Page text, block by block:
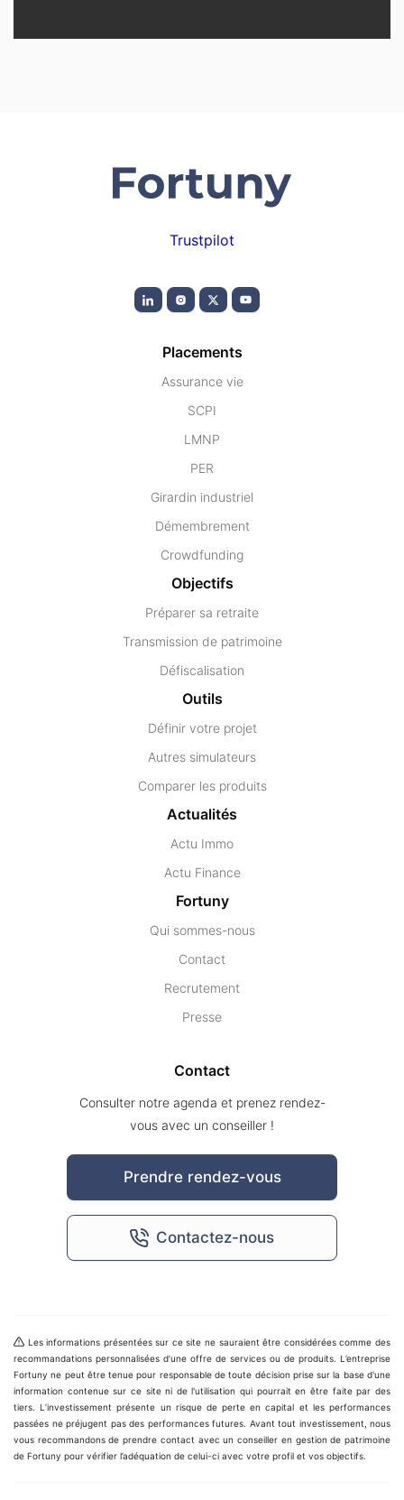
Trustpilot
Placements
Assurance vie
SCPI
LMNP
PER
Girardin industriel
Démembrement
Crowdfunding
Objectifs
Préparer sa retraite
Transmission de patrimoine
Défiscalisation
Outils
Définir votre projet
Autres simulateurs
Comparer les produits
Actualités
Actu Immo
Actu Finance
Fortuny
Qui sommes-nous
Contact
Recrutement
Presse
Contact
Consulter notre agenda et prenez rendez-
vous avec un conseiller !
Prendre rendez-vous
Contactez-nous
Les informations présentées sur ce site ne sauraient être considérées comme des
recommandations personnalisées d’une offre de services ou de produits. L’entreprise
Fortuny ne peut être tenue pour responsable de toute décision prise sur la base d'une
information contenue sur ce site ni de l'utilisation qui pourrait en être faite par des
tiers. L’investissement présente un risque de perte en capital et les performances
passées ne préjugent pas des performances futures. Avant tout investissement, nous
vous recommandons de prendre contact avec un conseiller en gestion de patrimoine
de Fortuny pour vérifier l’adéquation de celui-ci avec votre profil et vos objectifs.